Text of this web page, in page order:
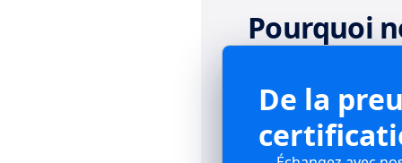
Pourquoi
De la